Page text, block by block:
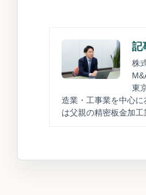
記
株
東
造業・工事業を中心
は父親の精密板金加工